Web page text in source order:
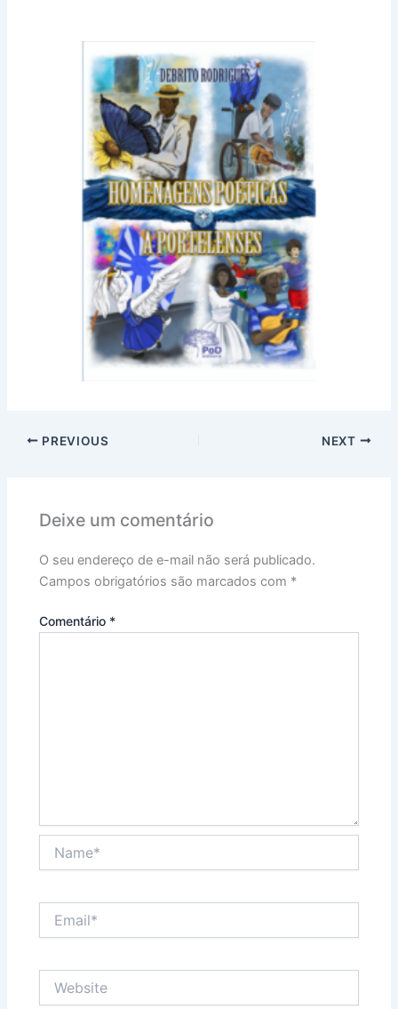
PREVIOUS NEXT
Deixe um comentário
O seu endereço de e-mail não será publicado.
Campos obrigatórios são marcados com *
Comentário *